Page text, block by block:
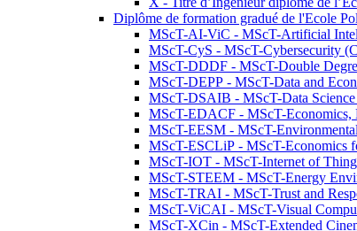
Diplôme de formation gradué de l'Ecole
MScT-AI-ViC - MScT-Artificial
MScT-CyS - MScT-Cybersecurity
MScT-DDDF - MScT-Double
MScT-DEPP - MScT-Data and
MScT-DSAIB - MScT-Data
MScT-EDACF - MScT-Economics,
MScT-EESM - MScT-
MScT-ESCLiP - MScT-Economics
MScT-IOT - MScT-Internet of
MScT-STEEM - MScT-Energy
MScT-TRAI - MScT-Trust and
MScT-ViCAI - MScT-Visual
MScT-XCin - MScT-Extended